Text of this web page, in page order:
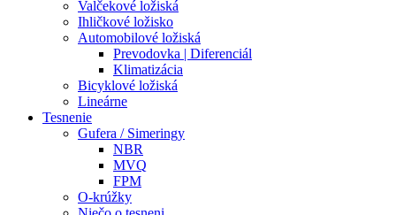
Valčekové ložiská
Ihličkové ložisko
Automobilové ložiská
Prevodovka | Diferenciál
Klimatizácia
Bicyklové ložiská
Lineárne
Tesnenie
Gufera / Simeringy
NBR
MVQ
FPM
O-krúžky